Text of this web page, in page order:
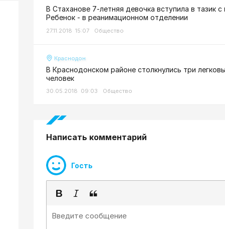
В Стаханове 7-летняя девочка вступила в тазик
Ребенок - в реанимационном отделении
27.11.2018 15:07 Общество
Краснодон
В Краснодонском районе столкнулись три
человек
30.05.2018 09:03 Общество
Написать комментарий
Гость